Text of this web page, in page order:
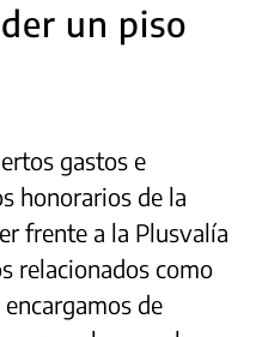
un piso
gastos e
honorarios de la
frente a la Plusvalía
relacionados como
de